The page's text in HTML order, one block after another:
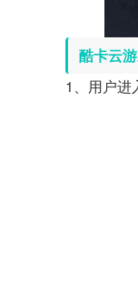
酷卡云
1、用户进